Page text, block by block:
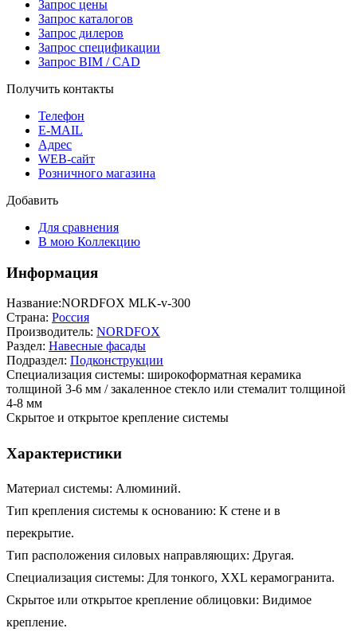
Запрос цены
Запрос каталогов
Запрос дилеров
Запрос спецификации
Запрос BIM / CAD
Получить контакты
Телефон
E-MAIL
Адрес
WEB-сайт
Розничного магазина
Добавить
Для сравнения
В мою Коллекцию
Информация
Название:NORDFOX MLK-v-300
Страна: Россия
Производитель: NORDFOX
Раздел: Навесные фасады
Подраздел: Подконструкции
Специализация системы: широкоформатная керамика
толщиной 3-6 мм / закаленное стекло или стемалит толщиной
4-8 мм
Скрытое и открытое крепление системы
Характеристики
Материал системы: Алюминий.
Тип крепления системы к основанию: К стене и в
перекрытие.
Тип расположения силовых направляющих: Другая.
Специализация системы: Для тонкого, XXL керамогранита.
Скрытое или открытое крепление облицовки: Видимое
крепление.